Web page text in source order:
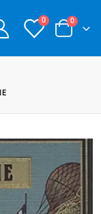
0 0